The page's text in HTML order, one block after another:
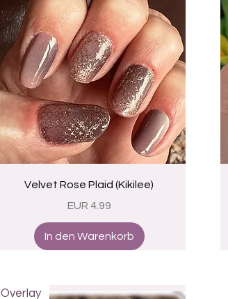
Schnellansicht
Velvet Rose Plaid (Kikilee)
Preis
EUR 4.99
In den Warenkorb
Overlay